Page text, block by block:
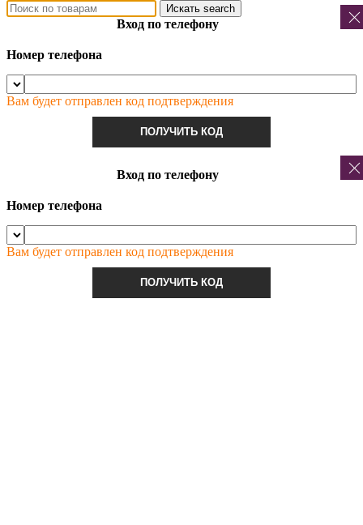
Искать search
Вход по телефону
Номер телефона
Вам будет отправлен код подтверждения
ПОЛУЧИТЬ КОД
Вход по телефону
Номер телефона
Вам будет отправлен код подтверждения
ПОЛУЧИТЬ КОД